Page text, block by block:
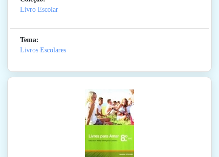
Livro Escolar
Tema:
Livros Escolares